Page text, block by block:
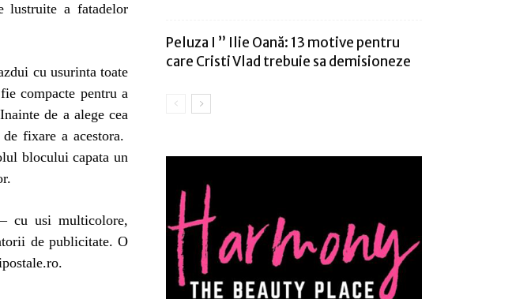
lustruite a fatadelor
cu usurinta toate
compacte pentru a
de a alege cea
fixare a acestora.
blocului capata un
cu usi multicolore,
de publicitate. O
Peluza I ” Ilie Oană: 13 motive pentru
care Cristi Vlad trebuie sa demisioneze